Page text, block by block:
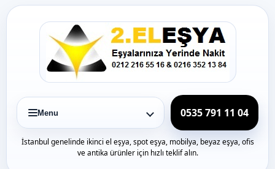
Icerige
Menu 0535 791 11 04
İstanbul genelinde ikinci el eşya, spot eşya, mobilya, beyaz eşya, ofis
ve antika ürünler için hızlı teklif alın.